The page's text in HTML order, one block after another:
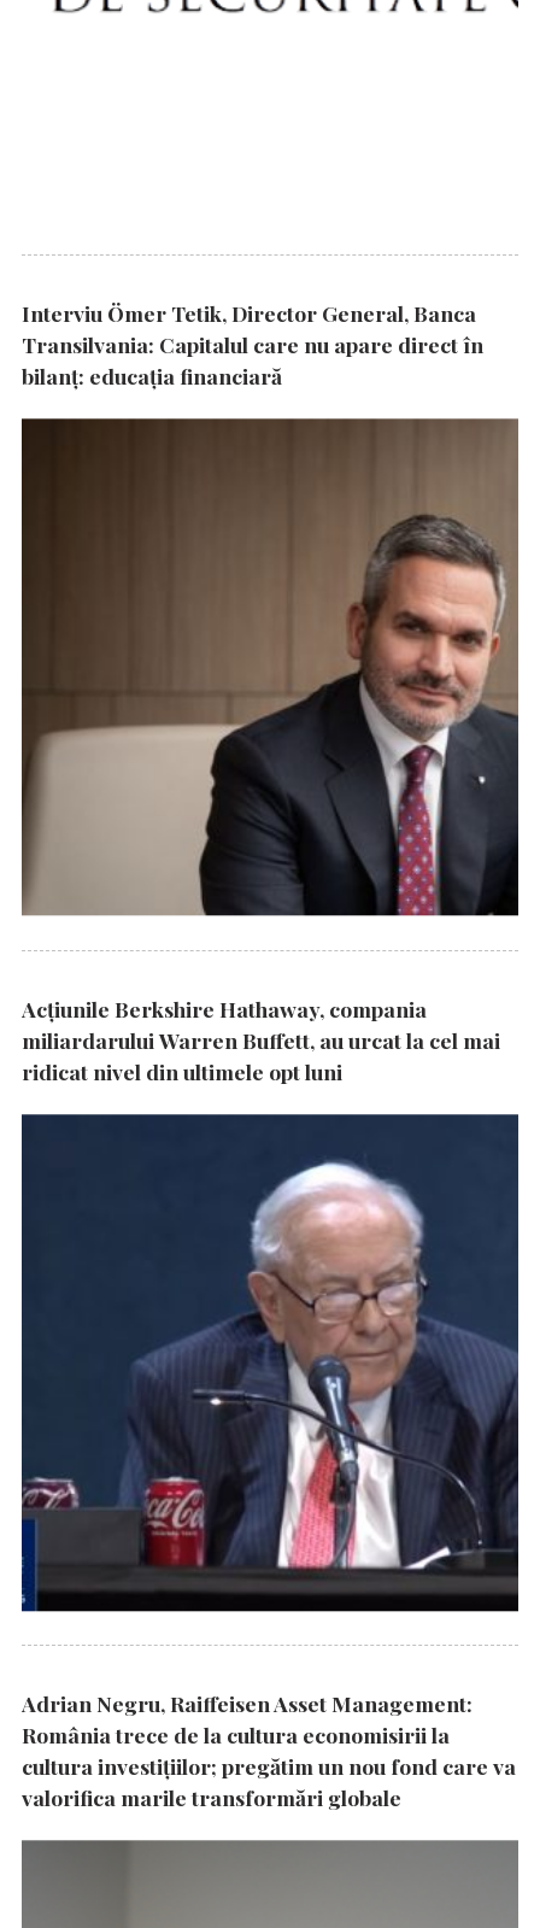
Interviu Ömer Tetik, Director General, Banca
Transilvania: Capitalul care nu apare direct în
bilanț: educația financiară
Acțiunile Berkshire Hathaway, compania
miliardarului Warren Buffett, au urcat la cel mai
ridicat nivel din ultimele opt luni
Adrian Negru, Raiffeisen Asset Management:
România trece de la cultura economisirii la
cultura investițiilor; pregătim un nou fond care va
valorifica marile transformări globale